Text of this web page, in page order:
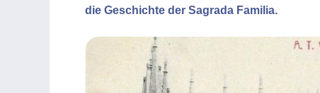
die Geschichte der Sagrada Familia.